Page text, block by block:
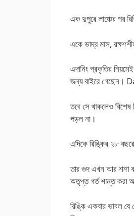
এক দুপুরে লাঞ্চের পর
একে ভাদ্র মাস,
এদানিং প্রকৃতির
জন্য বাইরে
তবে সে থাকলেও বিশেষ
পড়ল না।
এদিকে রিঙ্কির ২৮
তার গুদ এখন আর শশা
অতৃপ্ত গর্ত শান্ত করা
রিঙ্কি একবার ভাবল যে